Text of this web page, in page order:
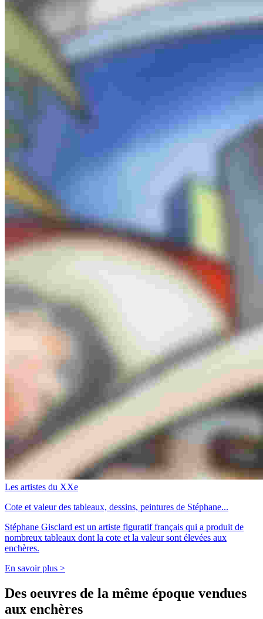
Les artistes du XXe
Cote et valeur des tableaux, dessins, peintures de Stéphane...
Stéphane Gisclard est un artiste figuratif français qui a produit de
nombreux tableaux dont la cote et la valeur sont élevées aux
enchères.
En savoir plus >
Des oeuvres de la même époque vendues
aux enchères